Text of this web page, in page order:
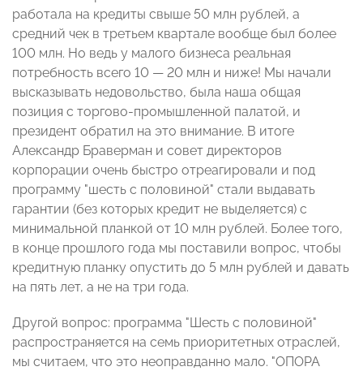
работала на кредиты свыше 50 млн рублей, а
средний чек в третьем квартале вообще был более
100 млн. Но ведь у малого бизнеса реальная
потребность всего 10 — 20 млн и ниже! Мы начали
высказывать недовольство, была наша общая
позиция с торгово-промышленной палатой, и
президент обратил на это внимание. В итоге
Александр Браверман и совет директоров
корпорации очень быстро отреагировали и под
программу "шесть с половиной" стали выдавать
гарантии (без которых кредит не выделяется) с
минимальной планкой от 10 млн рублей. Более того,
в конце прошлого года мы поставили вопрос, чтобы
кредитную планку опустить до 5 млн рублей и давать
на пять лет, а не на три года.
Другой вопрос: программа "Шесть с половиной"
распространяется на семь приоритетных отраслей,
мы считаем, что это неоправданно мало. "ОПОРА